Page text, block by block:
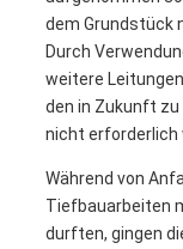
dem Grundstück
Durch
weitere
den in Zukunft
nicht erforderlich
Während von
Tiefbauarbeiten
durften, gingen